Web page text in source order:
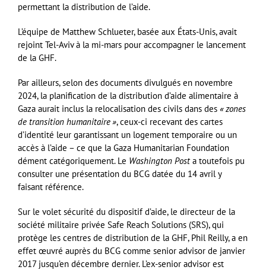
permettant la distribution de l’aide.
L’équipe de Matthew Schlueter, basée aux États-Unis, avait
rejoint Tel-Aviv à la mi-mars pour accompagner le lancement
de la GHF.
Par ailleurs, selon des documents divulgués en novembre
2024, la planification de la distribution d’aide alimentaire à
Gaza aurait inclus la relocalisation des civils dans des «zones
de transition humanitaire», ceux-ci recevant des cartes
d’identité leur garantissant un logement temporaire ou un
accès à l’aide – ce que la Gaza Humanitarian Foundation
dément catégoriquement. Le Washington Posta toutefois pu
consulter une présentation du BCG datée du 14 avril y
faisant référence.
Sur le volet sécurité du dispositif d’aide, le directeur de la
société militaire privée Safe Reach Solutions (SRS), qui
protège les centres de distribution de la GHF, Phil Reilly, a en
effet œuvré auprès du BCG comme senior advisor de janvier
2017 jusqu’en décembre dernier. L’ex-senior advisor est